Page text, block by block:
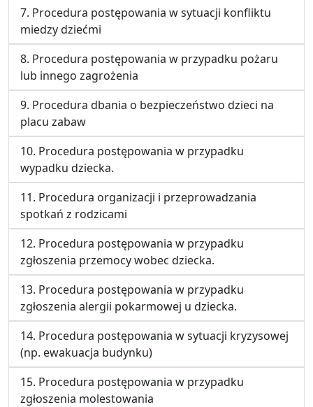
7. Procedura postępowania w sytuacji konfliktu
miedzy dziećmi
8. Procedura postępowania w przypadku pożaru
lub innego zagrożenia
9. Procedura dbania o bezpieczeństwo dzieci na
placu zabaw
10. Procedura postępowania w przypadku
wypadku dziecka.
11. Procedura organizacji i przeprowadzania
spotkań z rodzicami
12. Procedura postępowania w przypadku
zgłoszenia przemocy wobec dziecka.
13. Procedura postępowania w przypadku
zgłoszenia alergii pokarmowej u dziecka.
14. Procedura postępowania w sytuacji kryzysowej
(np. ewakuacja budynku)
15. Procedura postępowania w przypadku
zgłoszenia molestowania